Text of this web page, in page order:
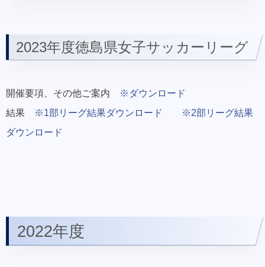
2023年度徳島県女子サッカーリーグ
開催要項、その他ご案内
※ダウンロード
結果
※1部リーグ結果ダウンロード
※2部リーグ結果
ダウンロード
2022年度